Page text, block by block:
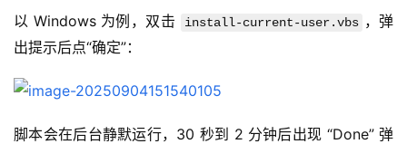
以 Windows 为例，双击 install-current-user.vbs ，弹
出提示后点“确定”：
脚本会在后台静默运行，30 秒到 2 分钟后出现 “Done” 弹